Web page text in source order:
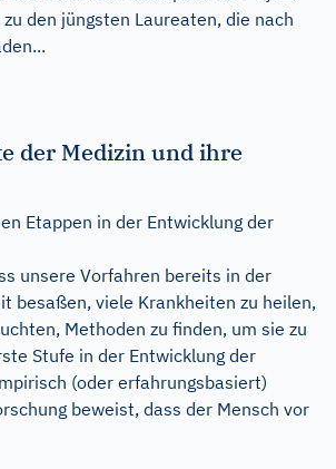
den jüngsten Laureaten, die nach
der Medizin und ihre
Etappen in der Entwicklung der
unsere Vorfahren bereits in der
besaßen, viele Krankheiten zu heilen,
Methoden zu finden, um sie zu
Stufe in der Entwicklung der
(oder erfahrungsbasiert)
beweist, dass der Mensch vor